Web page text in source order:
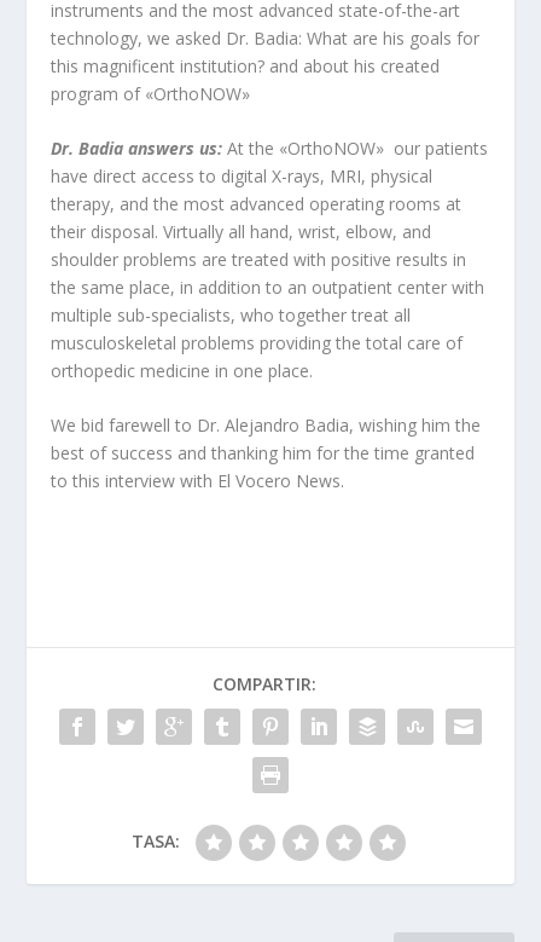
instruments and the most advanced state-of-the-art
technology, we asked Dr. Badia: What are his goals for
this magnificent institution? and about his created
program of «OrthoNOW»
Dr. Badia answers us: At the «OrthoNOW» our patients
have direct access to digital X-rays, MRI, physical
therapy, and the most advanced operating rooms at
their disposal. Virtually all hand, wrist, elbow, and
shoulder problems are treated with positive results in
the same place, in addition to an outpatient center with
multiple sub-specialists, who together treat all
musculoskeletal problems providing the total care of
orthopedic medicine in one place.
We bid farewell to Dr. Alejandro Badia, wishing him the
best of success and thanking him for the time granted
to this interview with El Vocero News.
COMPARTIR:
TASA: